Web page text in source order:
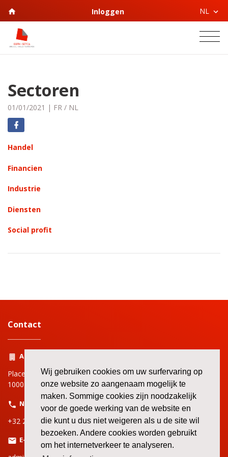
Wij gebruiken cookies om uw surfervaring op
onze website zo aangenaam mogelijk te
maken. Sommige cookies zijn noodzakelijk
voor de goede werking van de website en
die kunt u dus niet weigeren als u de site wil
bezoeken. Andere cookies worden gebruikt
om het internetverkeer te analyseren.
Inloggen NL
Sectoren
01/01/2021 | FR / NL
Handel
Financien
Industrie
Diensten
Social profit
Contact
Adres
Place Rouppe | Rouppeplein 3
1000 Bruxelles | Brussel
Nummer
+32 2 519 72 11
E-mail